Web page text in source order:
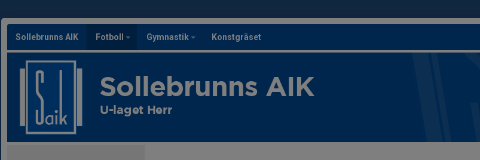
Sollebrunns AIK Fotboll Gymnastik Konstgräset
Sollebrunns AIK
U-laget Herr